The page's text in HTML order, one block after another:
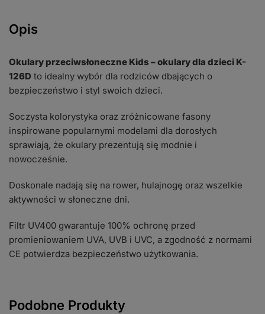
Opis
Okulary przeciwsłoneczne Kids – okulary dla dzieci K-
126D to idealny wybór dla rodziców dbających o
bezpieczeństwo i styl swoich dzieci.
Soczysta kolorystyka oraz zróżnicowane fasony
inspirowane popularnymi modelami dla dorosłych
sprawiają, że okulary prezentują się modnie i
nowocześnie.
Doskonale nadają się na rower, hulajnogę oraz wszelkie
aktywności w słoneczne dni.
Filtr UV400 gwarantuje 100% ochronę przed
promieniowaniem UVA, UVB i UVC, a zgodność z normami
CE potwierdza bezpieczeństwo użytkowania.
Podobne Produkty